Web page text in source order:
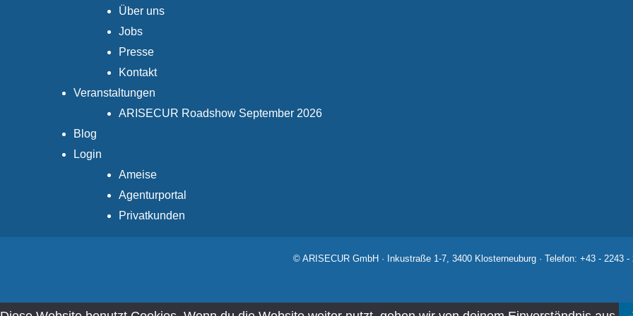
Über uns
Jobs
Presse
Kontakt
Veranstaltungen
ARISECUR Roadshow September 2026
Blog
Login
Ameise
Agenturportal
Privatkunden
© ARISECUR GmbH · Inkustraße 1-7, 3400 Klosterneuburg · Telefon: +43 - 2243 -